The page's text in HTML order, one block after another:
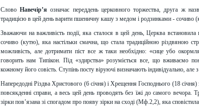
СловоНавечір’я означає переддень церковного торжества, друга ж
традицією в цей день варити пшеничну кашу з медом і родзинками - сочиво
Зважаючи на важливість події, яка сталося в цей день, Церква встановила
сочиво (кутю), яка настільки смачна, що стала традиційною різдвяною
можливість, але дотримати піст все ж таки необхідно: «сице убо
говорить нам Типікон. Під «здирства» розуміється все, що вживаємо
кожному його совість. Ступінь посту віруючі визначають індивідуально, але
Напередодні Різдва Христового (6 січня) і Хрещення Господнього (18
повсякденні справи, а весь цей день проводять без їжі до самого вечора.
зірки пов’язана зі спога­дом про появу зірки на сході (Мф.2,2), яка